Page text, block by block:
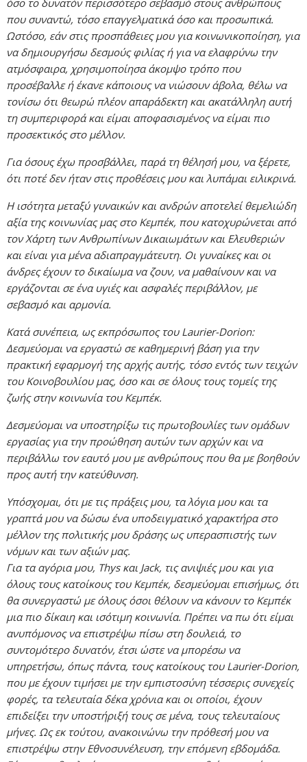
όσο το δυνατόν περισσότερο σεβασμό στους ανθρώπους
που συναντώ, τόσο επαγγελματικά όσο και προσωπικά.
Ωστόσο, εάν στις προσπάθειες μου για κοινωνικοποίηση, για
να δημιουργήσω δεσμούς φιλίας ή για να ελαφρύνω την
ατμόσφαιρα, χρησιμοποίησα άκομψο τρόπο που
προσέβαλλε ή έκανε κάποιους να νιώσουν άβολα, θέλω να
τονίσω ότι θεωρώ πλέον απαράδεκτη και ακατάλληλη αυτή
τη συμπεριφορά και είμαι αποφασισμένος να είμαι πιο
προσεκτικός στο μέλλον.
Για όσους έχω προσβάλλει, παρά τη θέλησή μου, να ξέρετε,
ότι ποτέ δεν ήταν στις προθέσεις μου και λυπάμαι ειλικρινά.
Η ισότητα μεταξύ γυναικών και ανδρών αποτελεί θεμελιώδη
αξία της κοινωνίας μας στο Κεμπέκ, που κατοχυρώνεται από
τον Χάρτη των Ανθρωπίνων Δικαιωμάτων και Ελευθεριών
και είναι για μένα αδιαπραγμάτευτη. Οι γυναίκες και οι
άνδρες έχουν το δικαίωμα να ζουν, να μαθαίνουν και να
εργάζονται σε ένα υγιές και ασφαλές περιβάλλον, με
σεβασμό και αρμονία.
Κατά συνέπεια, ως εκπρόσωπος του Laurier-Dorion:
Δεσμεύομαι να εργαστώ σε καθημερινή βάση για την
πρακτική εφαρμογή της αρχής αυτής, τόσο εντός των τειχών
του Κοινοβουλίου μας, όσο και σε όλους τους τομείς της
ζωής στην κοινωνία του Κεμπέκ.
Δεσμεύομαι να υποστηρίξω τις πρωτοβουλίες των ομάδων
εργασίας για την προώθηση αυτών των αρχών και να
περιβάλλω τον εαυτό μου με ανθρώπους που θα με βοηθούν
προς αυτή την κατεύθυνση.
Υπόσχομαι, ότι με τις πράξεις μου, τα λόγια μου και τα
γραπτά μου να δώσω ένα υποδειγματικό χαρακτήρα στο
μέλλον της πολιτικής μου δράσης ως υπερασπιστής των
νόμων και των αξιών μας.
Για τα αγόρια μου, Thys και Jack, τις ανιψιές μου και για
όλους τους κατοίκους του Κεμπέκ, δεσμεύομαι επισήμως, ότι
θα συνεργαστώ με όλους όσοι θέλουν να κάνουν το Κεμπέκ
μια πιο δίκαιη και ισότιμη κοινωνία. Πρέπει να πω ότι είμαι
ανυπόμονος να επιστρέψω πίσω στη δουλειά, το
συντομότερο δυνατόν, έτσι ώστε να μπορέσω να
υπηρετήσω, όπως πάντα, τους κατοίκους του Laurier-Dorion,
που με έχουν τιμήσει με την εμπιστοσύνη τέσσερις συνεχείς
φορές, τα τελευταία δέκα χρόνια και οι οποίοι, έχουν
επιδείξει την υποστήριξή τους σε μένα, τους τελευταίους
μήνες. Ως εκ τούτου, ανακοινώνω την πρόθεσή μου να
επιστρέψω στην Εθνοσυνέλευση, την επόμενη εβδομάδα.